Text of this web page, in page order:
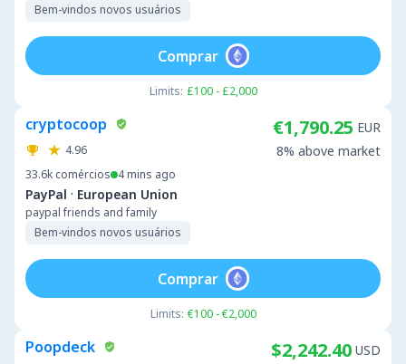
Bem-vindos novos usuários
Limits: £100 - £2,000
Comprar
cryptocoop
4.96
33.6k comércios 4 mins ago
PayPal · European Union
paypal friends and family
Bem-vindos novos usuários
€1,790.25 EUR
8% above market
Limits: €100 - €2,000
Comprar
Poopdeck $2,242.40 USD